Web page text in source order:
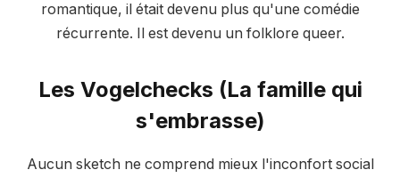
romantique, il était devenu plus qu'une comédie
récurrente. Il est devenu un folklore queer.
Les Vogelchecks (La famille qui
s'embrasse)
Aucun sketch ne comprend mieux l'inconfort social